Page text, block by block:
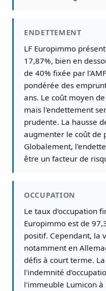
ENDETTEMENT
LF Europimmo
17,87%, bien en
de 40% fixée par
pondérée des
ans. Le coût moyen
mais l'endettement
prudente. La hausse
augmenter le coût de
Globalement,
être un facteur de
OCCUPATION
Le taux d'occupation
Europimmo est de
positif. Cependant, la
notamment en
défis à court terme.
l'indemnité
l'immeuble Lumicon